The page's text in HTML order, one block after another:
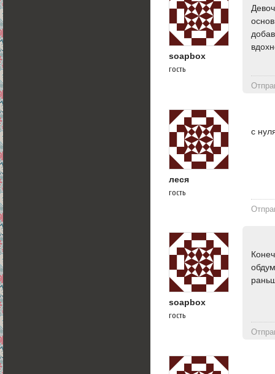
soapbox
гость
леся
гость
с
soapbox
гость